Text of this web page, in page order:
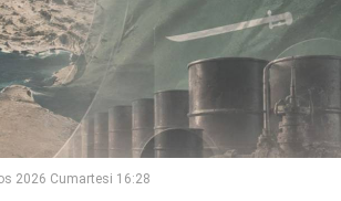
2026 Cumartesi 16:28